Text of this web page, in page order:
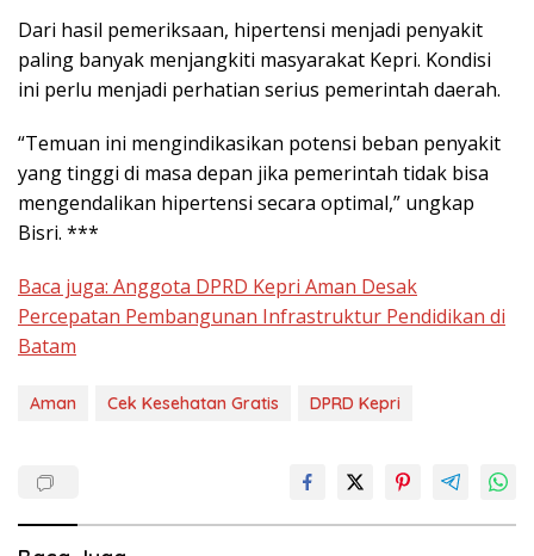
Dari hasil pemeriksaan, hipertensi menjadi penyakit
paling banyak menjangkiti masyarakat Kepri. Kondisi
ini perlu menjadi perhatian serius pemerintah daerah.
“Temuan ini mengindikasikan potensi beban penyakit
yang tinggi di masa depan jika pemerintah tidak bisa
mengendalikan hipertensi secara optimal,” ungkap
Bisri. ***
Baca juga: Anggota DPRD Kepri Aman Desak
Percepatan Pembangunan Infrastruktur Pendidikan di
Batam
Aman Cek Kesehatan Gratis DPRD Kepri